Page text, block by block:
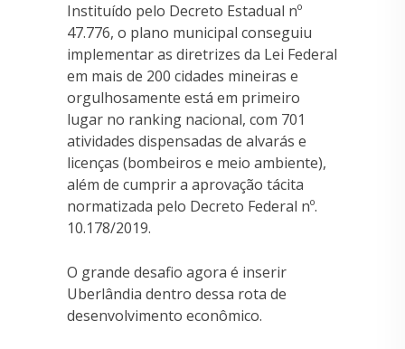
Instituído pelo Decreto Estadual nº
47.776, o plano municipal conseguiu
implementar as diretrizes da Lei Federal
em mais de 200 cidades mineiras e
orgulhosamente está em primeiro
lugar no ranking nacional, com 701
atividades dispensadas de alvarás e
licenças (bombeiros e meio ambiente),
além de cumprir a aprovação tácita
normatizada pelo Decreto Federal nº.
10.178/2019.
O grande desafio agora é inserir
Uberlândia dentro dessa rota de
desenvolvimento econômico.